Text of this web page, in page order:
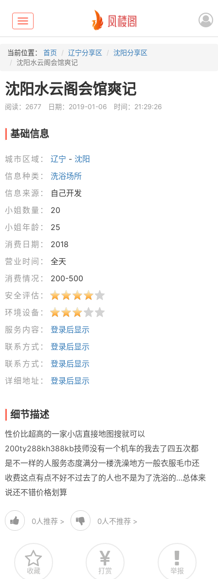
Toggle
navigation
当前位置： 首页 辽宁分享区
沈阳分享区
沈阳水云阁会馆爽记
沈阳水云阁会馆爽记
阅读：2677 日期：2019-01-06 时间：21:29:26
基础信息
城市区域： 辽宁 - 沈阳
信息种类：
洗浴场所
信息来源：
自己开发
小姐数量：
20
小姐年龄：
25
消费日期：
2018
营业时间：
全天
消费情况：
200-500
安全评估：
环境设备：
服务内容：
登录后显示
联系方式：
登录后显示
联系方式：
登录后显示
详细地址：
登录后显示
细节描述
性价比超高的一家小店直接地图搜就可以
200ty288kh388kb技师没有一个机车的我去了四五次都
是不一样的人服务态度满分一楼洗澡地方一般衣服毛巾还
收费这点有点不好不过去了的人也不是为了洗浴的…总体来
说还不错价格划算
0人推荐 > 0人不推荐 >
收藏 打赏 举报